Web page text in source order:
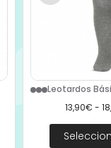
Leotardos
13,90€ -